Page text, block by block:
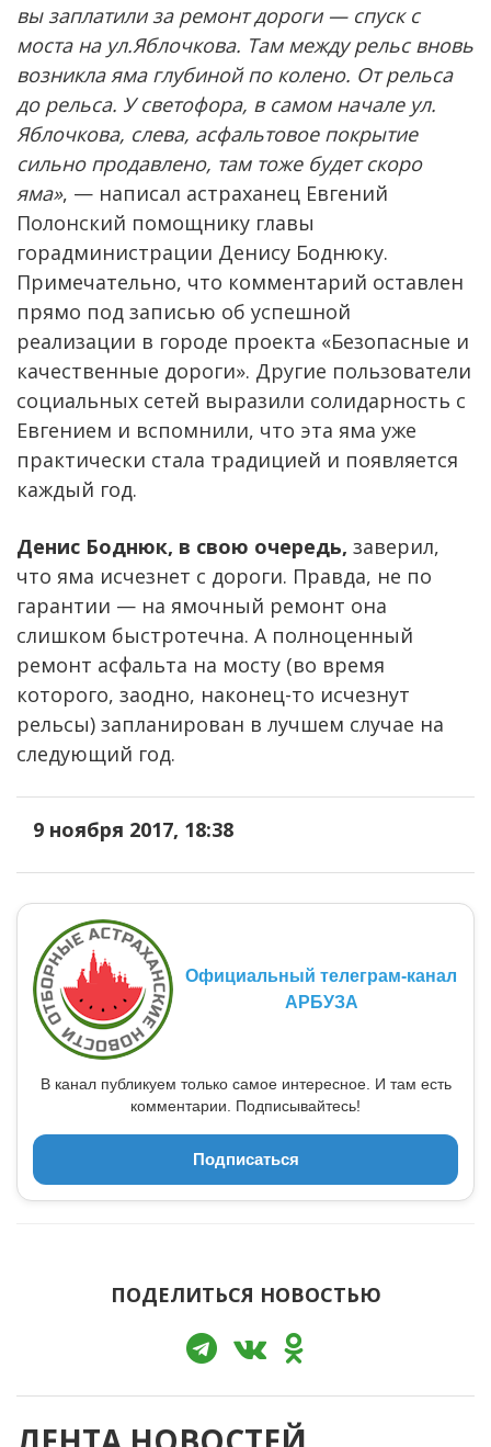
вы заплатили за ремонт дороги — спуск с
моста на ул.Яблочкова. Там между рельс вновь
возникла яма глубиной по колено. От рельса
до рельса. У светофора, в самом начале ул.
Яблочкова, слева, асфальтовое покрытие
сильно продавлено, там тоже будет скоро
яма», — написал астраханец Евгений
Полонский помощнику главы
горадминистрации Денису Боднюку.
Примечательно, что комментарий оставлен
прямо под записью об успешной
реализации в городе проекта «Безопасные и
качественные дороги». Другие пользователи
социальных сетей выразили солидарность с
Евгением и вспомнили, что эта яма уже
практически стала традицией и появляется
каждый год.
Денис Боднюк, в свою очередь, заверил,
что яма исчезнет с дороги. Правда, не по
гарантии — на ямочный ремонт она
слишком быстротечна. А полноценный
ремонт асфальта на мосту (во время
которого, заодно, наконец-то исчезнут
рельсы) запланирован в лучшем случае на
следующий год.
9 ноября 2017, 18:38
Официальный телеграм-канал
АРБУЗА
В канал публикуем только самое интересное. И там есть
комментарии. Подписывайтесь!
Подписаться
ПОДЕЛИТЬСЯ НОВОСТЬЮ